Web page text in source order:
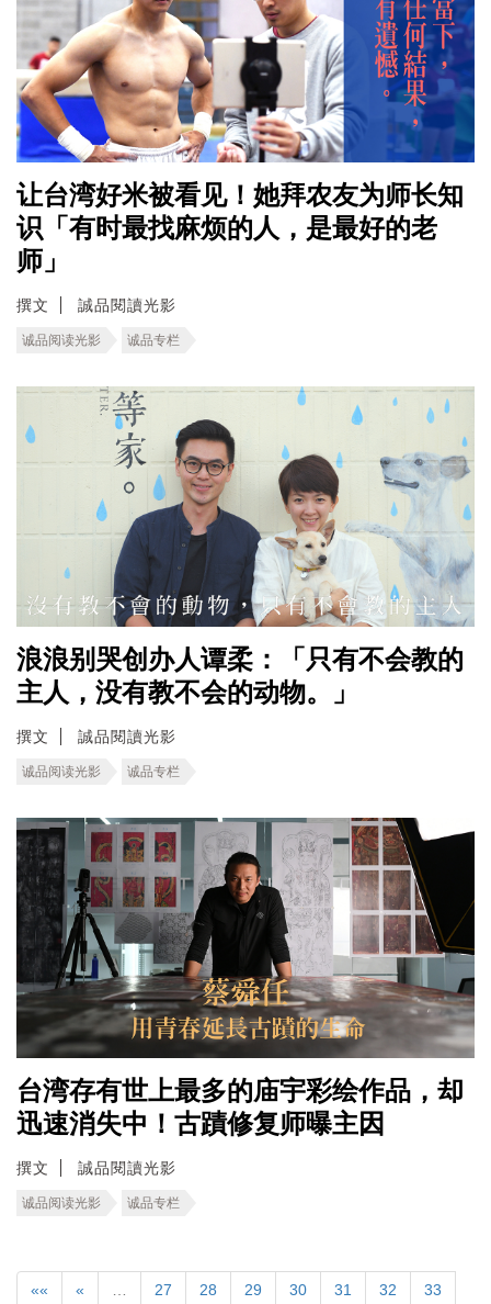
让台湾好米被看见！她拜农友为师长知
识「有时最找麻烦的人，是最好的老
师」
撰文 誠品閱讀光影
诚品阅读光影 诚品专栏
浪浪别哭创办人谭柔：「只有不会教的
主人，没有教不会的动物。」
撰文 誠品閱讀光影
诚品阅读光影 诚品专栏
台湾存有世上最多的庙宇彩绘作品，却
迅速消失中！古蹟修复师曝主因
撰文 誠品閱讀光影
诚品阅读光影 诚品专栏
«« « 27 28 29 30 31 32 33